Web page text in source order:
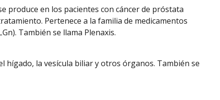
produce en los pacientes con cáncer de próstata
Pertenece a la familia de medicamentos
También se llama Plenaxis.
hígado, la vesícula biliar y otros órganos. También se